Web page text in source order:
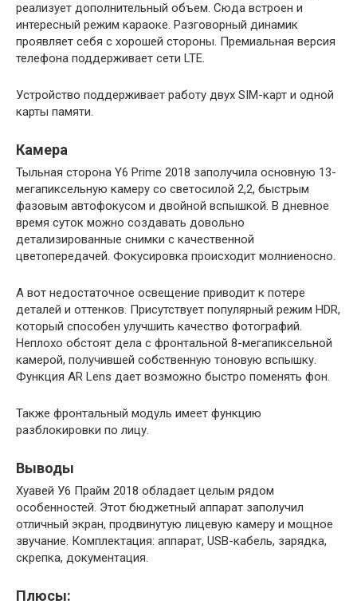
реализует дополнительный объем. Сюда встроен и
интересный режим караоке. Разговорный динамик
проявляет себя с хорошей стороны. Премиальная версия
телефона поддерживает сети LTE.
Устройство поддерживает работу двух SIM-карт и одной
карты памяти.
Камера
Тыльная сторона Y6 Prime 2018 заполучила основную 13-
мегапиксельную камеру со светосилой 2,2, быстрым
фазовым автофокусом и двойной вспышкой. В дневное
время суток можно создавать довольно
детализированные снимки с качественной
цветопередачей. Фокусировка происходит молниеносно.
А вот недостаточное освещение приводит к потере
деталей и оттенков. Присутствует популярный режим HDR,
который способен улучшить качество фотографий.
Неплохо обстоят дела с фронтальной 8-мегапиксельной
камерой, получившей собственную тоновую вспышку.
Функция AR Lens дает возможно быстро поменять фон.
Также фронтальный модуль имеет функцию
разблокировки по лицу.
Выводы
Хуавей У6 Прайм 2018 обладает целым рядом
особенностей. Этот бюджетный аппарат заполучил
отличный экран, продвинутую лицевую камеру и мощное
звучание. Комплектация: аппарат, USB-кабель, зарядка,
скрепка, документация.
Плюсы: